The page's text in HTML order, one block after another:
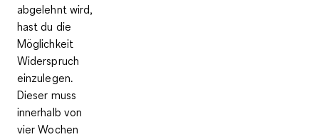
abgelehnt wird,
hast du die
Möglichkeit
Widerspruch
einzulegen.
Dieser muss
innerhalb von
vier Wochen